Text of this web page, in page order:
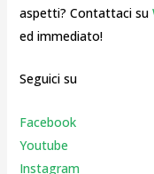
aspetti? Contattaci su
ed immediato!
Seguici su
Facebook
Youtube
Instagram